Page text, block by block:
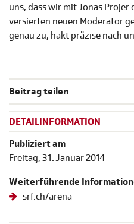
uns, dass wir mit Jonas
versierten neuen Moderator
genau zu, hakt präzise nach
Beitrag teilen
DETAILINFORMATION
Publiziert am
Freitag, 31. Januar 2014
Weiterführende
srf.ch/arena